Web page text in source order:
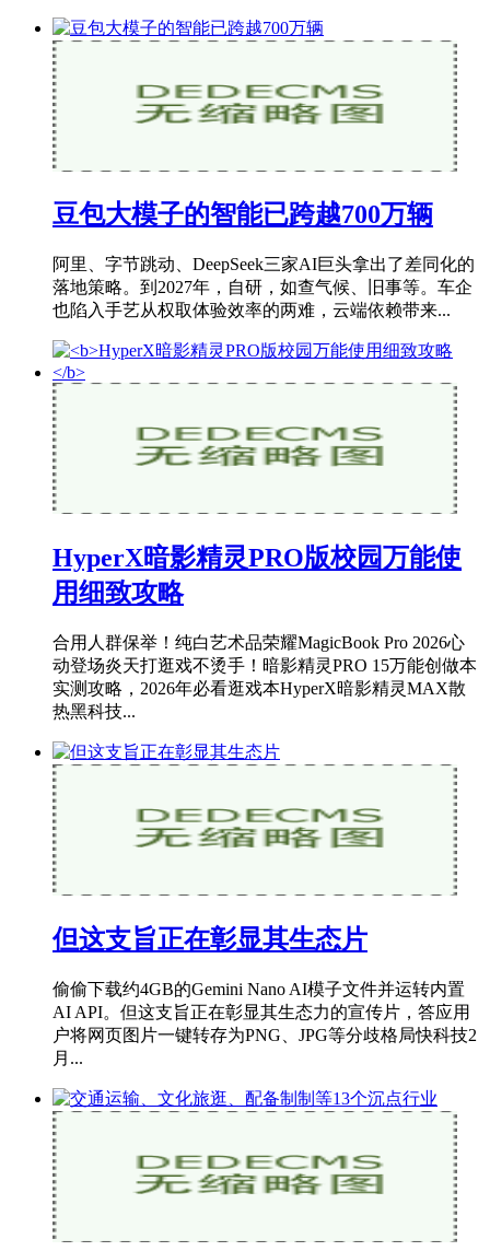
豆包大模子的智能已跨越700万辆
阿里、字节跳动、DeepSeek三家AI巨头拿出了差同化的
落地策略。到2027年，自研，如查气候、旧事等。车企
也陷入手艺从权取体验效率的两难，云端依赖带来...
HyperX暗影精灵PRO版校园万能使
用细致攻略
合用人群保举！纯白艺术品荣耀MagicBook Pro 2026心
动登场炎天打逛戏不烫手！暗影精灵PRO 15万能创做本
实测攻略，2026年必看逛戏本HyperX暗影精灵MAX散
热黑科技...
但这支旨正在彰显其生态片
偷偷下载约4GB的Gemini Nano AI模子文件并运转内置
AI API。但这支旨正在彰显其生态力的宣传片，答应用
户将网页图片一键转存为PNG、JPG等分歧格局快科技2
月...